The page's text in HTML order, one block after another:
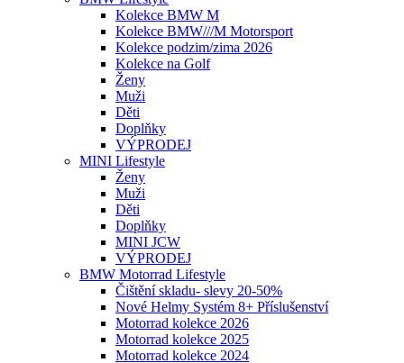
Kolekce BMW M
Kolekce BMW///M Motorsport
Kolekce podzim/zima 2026
Kolekce na Golf
Ženy
Muži
Děti
Doplňky
VÝPRODEJ
MINI Lifestyle
Ženy
Muži
Děti
Doplňky
MINI JCW
VÝPRODEJ
BMW Motorrad Lifestyle
Čištění skladu- slevy 20-50%
Nové Helmy Systém 8+ Příslušenství
Motorrad kolekce 2026
Motorrad kolekce 2025
Motorrad kolekce 2024